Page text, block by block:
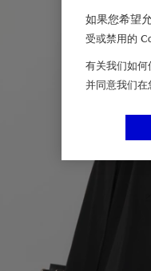
如果您希望
受或禁用的
有关我们如
并同意我们在